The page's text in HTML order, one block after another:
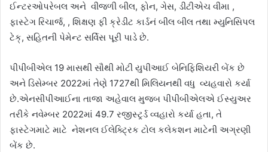
ઈન્ટરઓપરેબલ અને વીજળી બીલ, ફોન, ગેસ, ડીટીએચ વીમા ,
ફાસ્ટેગ રિચાર્જ, , શિક્ષણ ફી ક્રેડીટ કાર્ડનં બીલ બીલ તથા મ્યુનિસિપલ
ટેક્, સહિતની પેમેન્ટ સર્વિસ પૂરી પાડે છે.
પીપીબીએલ 19 માસથી સૌથી મોટી યુપીઆઈ બેનિફિશિયરી બેંક છે
અને ડિસેમ્બર 2022માં તેણે 1727થી મિલિયનથી વધુ વ્યહવારો કર્યા
છે.એનસીપીઆઈના તાજા અહેવાલ મુજબ પીપીબીએલએ ઈસ્યુઅર
તરીકે નવેમ્બર 2022માં 49.7 રજીસ્ટર્ર્ડ વ્વહારો કર્યા હતા, તે
ફાસ્ટેગમાટે માટે નેશનલ ઈલેક્ટ્રિક ટોલ કલેકશન માટેની અગ્રણી
બેંક છે.